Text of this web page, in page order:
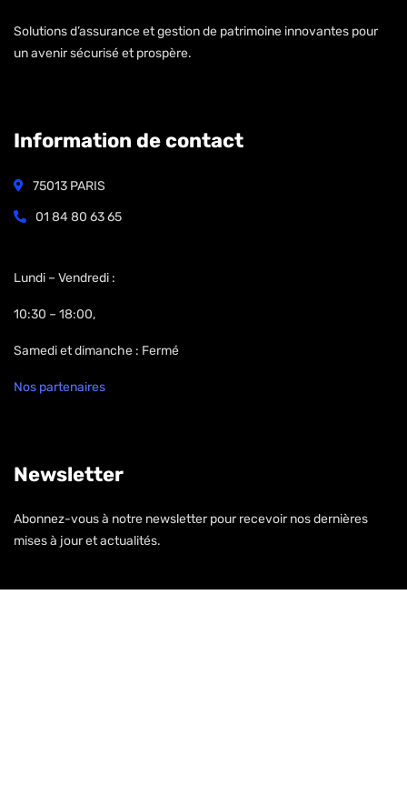
Solutions d’assurance et gestion de patrimoine innovantes pour
un avenir sécurisé et prospère.
Information de contact
75013 PARIS
01 84 80 63 65
Lundi – Vendredi :
10:30 – 18:00,
Samedi et dimanche : Fermé
Nos partenaires
Newsletter
Abonnez-vous à notre newsletter pour recevoir nos dernières
mises à jour et actualités.